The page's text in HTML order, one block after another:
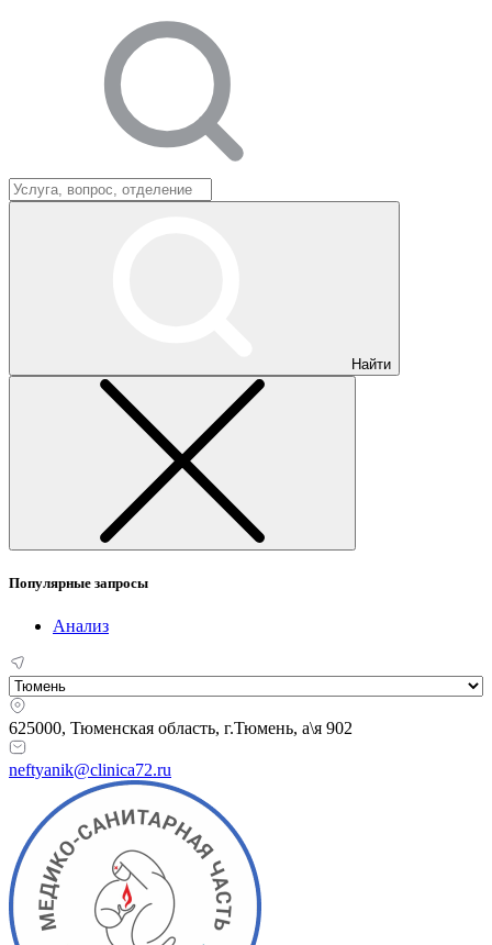
Найти
Популярные запросы
Анализ
625000, Тюменская область, г.Тюмень, а\я 902
neftyanik@clinica72.ru